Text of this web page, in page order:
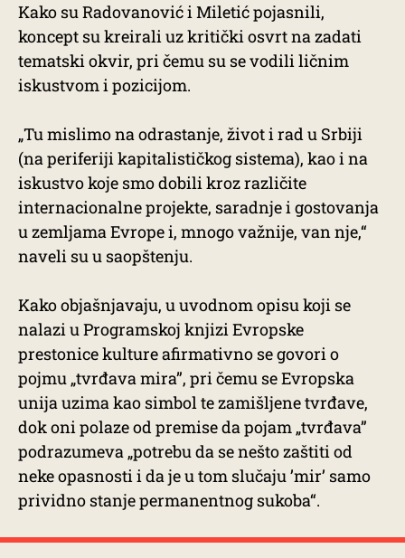
Kako su Radovanović i Miletić pojasnili,
koncept su kreirali uz kritički osvrt na zadati
tematski okvir, pri čemu su se vodili ličnim
iskustvom i pozicijom.
„Tu mislimo na odrastanje, život i rad u Srbiji
(na periferiji kapitalističkog sistema), kao i na
iskustvo koje smo dobili kroz različite
internacionalne projekte, saradnje i gostovanja
u zemljama Evrope i, mnogo važnije, van nje,“
naveli su u saopštenju.
Kako objašnjavaju, u uvodnom opisu koji se
nalazi u Programskoj knjizi Evropske
prestonice kulture afirmativno se govori o
pojmu „tvrđava mira”, pri čemu se Evropska
unija uzima kao simbol te zamišljene tvrđave,
dok oni polaze od premise da pojam „tvrđava”
podrazumeva „potrebu da se nešto zaštiti od
neke opasnosti i da je u tom slučaju ’mir’ samo
prividno stanje permanentnog sukoba“.